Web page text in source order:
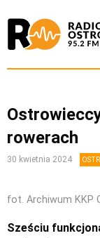
rowerach
30 kwietnia 2024
fot. Archiwum KKP
Sześciu